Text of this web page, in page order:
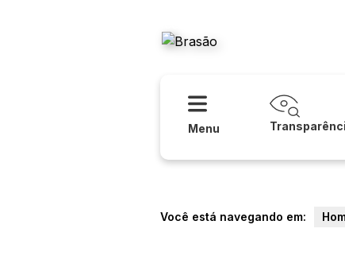
Menu
Você está navegando em: